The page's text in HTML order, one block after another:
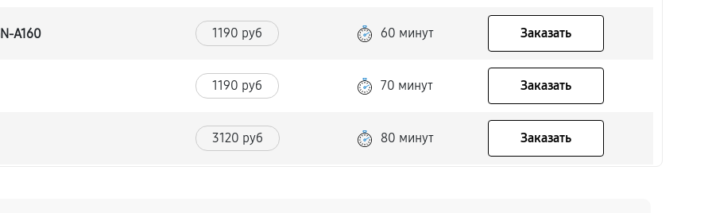
A160 1190 руб 60 минут Заказать
1190 руб 70 минут Заказать
3120 руб 80 минут Заказать